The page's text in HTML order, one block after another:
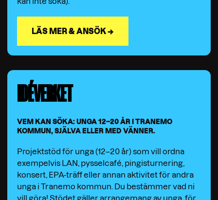
LÄS MER & ANSÖK →
IDÉVERKET
VEM KAN SÖKA: UNGA 12–20 ÅR I TRANEMO
KOMMUN, SJÄLVA ELLER MED VÄNNER.
Projektstöd för unga (12–20 år) som vill ordna
exempelvis LAN, pysselcafé, pingisturnering,
konsert, EPA-träff eller annan aktivitet för andra
unga i Tranemo kommun. Du bestämmer vad ni
vill göra! Stödet gäller arrangemang av unga, för